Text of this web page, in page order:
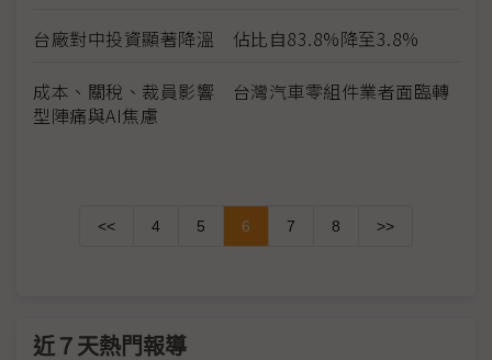
台廠對中投資顯著降溫 佔比自83.8%降至3.8%
成本、關稅、裁員影響 台灣汽車零組件業者面臨轉
型陣痛與AI焦慮
<< 4 5 6 7 8 >>
近７天熱門報導